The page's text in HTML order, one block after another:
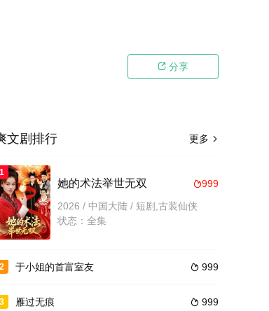
 分享
更多 
文剧排行
1
999
她的术法举世无双
2026 / 中国大陆 / 短剧,古装仙侠
状态：全集
2  999
于小姐的首富室友
3  999
雁过无痕